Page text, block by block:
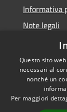
Informativa
Note legali
Accessibilità
Questo sito
necessari al
nonché un
Per maggiori